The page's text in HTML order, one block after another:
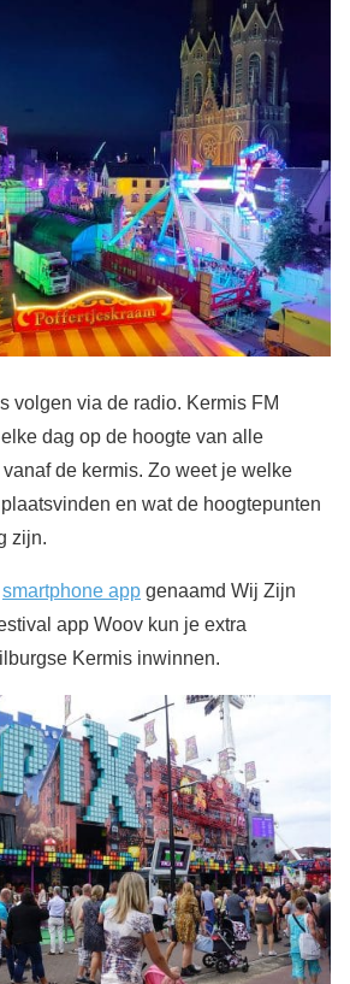
volgen via de radio. Kermis FM
dag op de hoogte van alle
de kermis. Zo weet je welke
en wat de hoogtepunten
zijn.
smartphone app genaamd Wij Zijn
app Woov kun je extra
Kermis inwinnen.